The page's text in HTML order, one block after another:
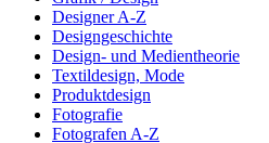
Designer A-Z
Designgeschichte
Design- und Medientheorie
Textildesign, Mode
Produktdesign
Fotografie
Fotografen A-Z